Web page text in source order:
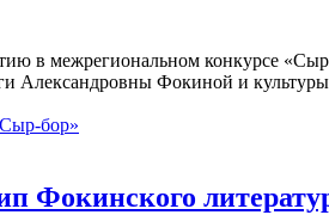
Александровны Фокиной и
бор»
Фокинского